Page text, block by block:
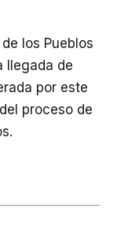
los Pueblos
llegada de
por este
proceso de